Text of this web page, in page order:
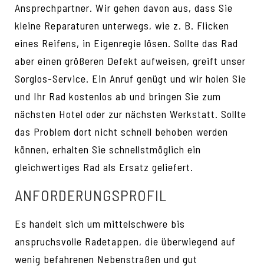
Ansprechpartner. Wir gehen davon aus, dass Sie
kleine Reparaturen unterwegs, wie z. B. Flicken
eines Reifens, in Eigenregie lösen. Sollte das Rad
aber einen größeren Defekt aufweisen, greift unser
Sorglos-Service. Ein Anruf genügt und wir holen Sie
und Ihr Rad kostenlos ab und bringen Sie zum
nächsten Hotel oder zur nächsten Werkstatt. Sollte
das Problem dort nicht schnell behoben werden
können, erhalten Sie schnellstmöglich ein
gleichwertiges Rad als Ersatz geliefert.
ANFORDERUNGSPROFIL
Es handelt sich um mittelschwere bis
anspruchsvolle Radetappen, die überwiegend auf
wenig befahrenen Nebenstraßen und gut